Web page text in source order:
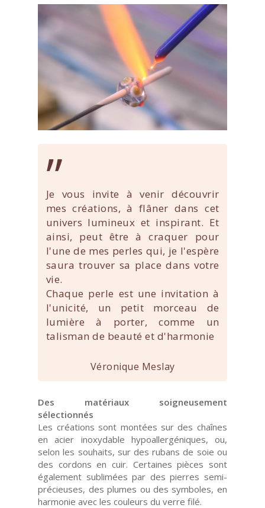
”
Je vous invite à venir découvrir
mes créations, à flâner dans cet
univers lumineux et inspirant. Et
ainsi, peut être à craquer pour
l'une de mes perles qui, je l'espère
saura trouver sa place dans votre
vie.
Chaque perle est une invitation à
l'unicité, un petit morceau de
lumière à porter, comme un
talisman de beauté et d'harmonie
Véronique Meslay
Des matériaux soigneusement
sélectionnés
Les créations sont montées sur des chaînes
en acier inoxydable hypoallergéniques, ou,
selon les souhaits, sur des rubans de soie ou
des cordons en cuir. Certaines pièces sont
également sublimées par des pierres semi-
précieuses, des plumes ou des symboles, en
harmonie avec les couleurs du verre filé.